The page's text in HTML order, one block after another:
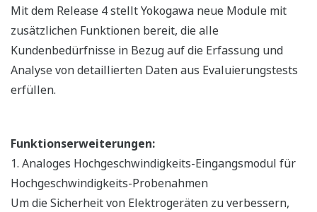
Mit dem Release 4 stellt Yokogawa neue Module mit
zusätzlichen Funktionen bereit, die alle
Kundenbedürfnisse in Bezug auf die Erfassung und
Analyse von detaillierten Daten aus Evaluierungstests
erfüllen.
Funktionserweiterungen:
1. Analoges Hochgeschwindigkeits-Eingangsmodul für
Hochgeschwindigkeits-Probenahmen
Um die Sicherheit von Elektrogeräten zu verbessern,